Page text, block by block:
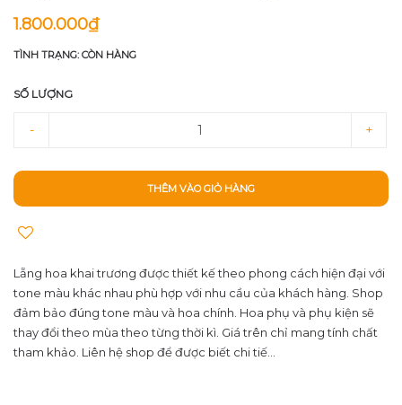
1.800.000₫
TÌNH TRẠNG: CÒN HÀNG
SỐ LƯỢNG
- +
THÊM VÀO GIỎ HÀNG
Lẵng hoa khai trương được thiết kế theo phong cách hiện đại với
tone màu khác nhau phù hợp với nhu cầu của khách hàng. Shop
đảm bảo đúng tone màu và hoa chính. Hoa phụ và phụ kiện sẽ
thay đổi theo mùa theo từng thời kì. Giá trên chỉ mang tính chất
tham khảo. Liên hệ shop để được biết chi tiế...